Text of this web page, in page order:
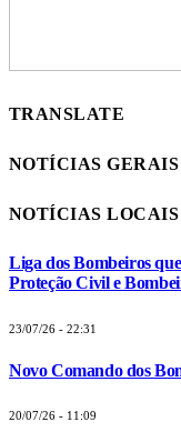
TRANSLATE
NOTÍCIAS GERAIS
NOTÍCIAS LOCAIS
Liga dos Bombeiros
Proteção Civil e
23/07/26 - 22:31
Novo Comando dos
20/07/26 - 11:09